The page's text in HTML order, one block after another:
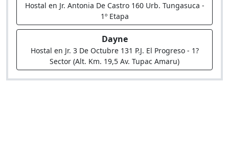
Hostal en Jr. Antonia De Castro 160 Urb. Tungasuca -
1º Etapa
Dayne
Hostal en Jr. 3 De Octubre 131 P.J. El Progreso - 1?
Sector (Alt. Km. 19,5 Av. Tupac Amaru)